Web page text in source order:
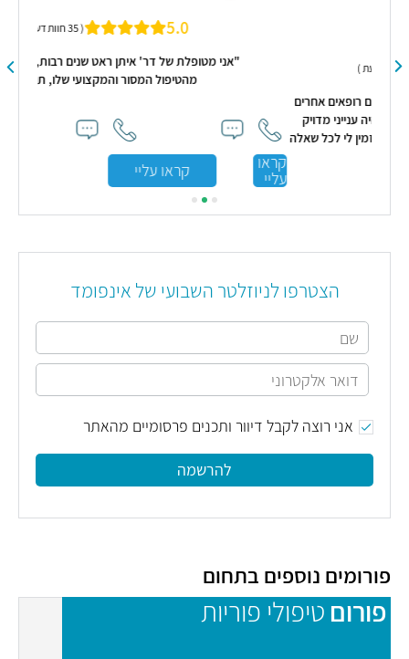
אחרים
מדויק
לכל שאלה
( 35 חוות דעת )
"אני מטופלת של דר' איתן ראט שנים רבות, מרוצה מאוד
מהטיפול המסור והמקצועי שלו, תודה"
קראו עליי
הצטרפו לניוזלטר השבועי של אינפומד
אני רוצה לקבל דיוור ותכנים פרסומיים מהאתר
להרשמה
פורומים נוספים בתחום
פורום טיפולי פוריות